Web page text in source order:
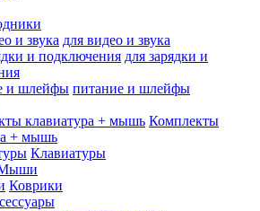
для видео и звука
для зарядки и
питание и шлейфы
Комплекты
+ мышь
Клавиатуры
Коврики